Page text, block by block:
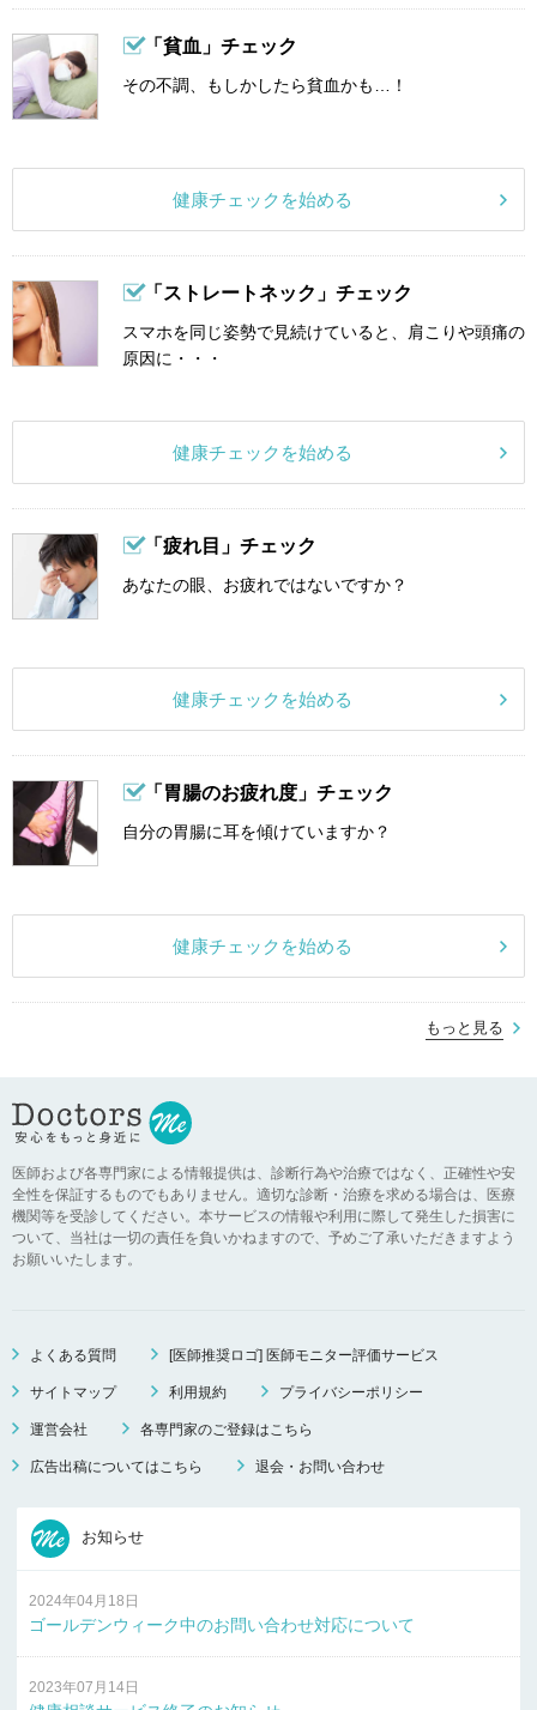
「貧血」チェック
その不調、もしかしたら貧血かも…！
健康チェックを始める
「ストレートネック」チェック
スマホを同じ姿勢で見続けていると、肩こりや頭痛の
原因に・・・
健康チェックを始める
「疲れ目」チェック
あなたの眼、お疲れではないですか？
健康チェックを始める
「胃腸のお疲れ度」チェック
自分の胃腸に耳を傾けていますか？
健康チェックを始める
もっと見る
医師および各専門家による情報提供は、診断行為や治療ではなく、正確性や安
全性を保証するものでもありません。適切な診断・治療を求める場合は、医療
機関等を受診してください。本サービスの情報や利用に際して発生した損害に
ついて、当社は一切の責任を負いかねますので、予めご了承いただきますよう
お願いいたします。
よくある質問 [医師推奨ロゴ] 医師モニター評価サービス
サイトマップ 利用規約 プライバシーポリシー
運営会社 各専門家のご登録はこちら
広告出稿についてはこちら 退会・お問い合わせ
お知らせ
2024年04月18日
ゴールデンウィーク中のお問い合わせ対応について
2023年07月14日